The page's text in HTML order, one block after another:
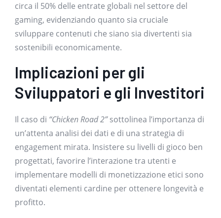
circa il 50% delle entrate globali nel settore del
gaming, evidenziando quanto sia cruciale
sviluppare contenuti che siano sia divertenti sia
sostenibili economicamente.
Implicazioni per gli
Sviluppatori e gli Investitori
Il caso di “Chicken Road 2”sottolinea l’importanza di
un’attenta analisi dei dati e di una strategia di
engagement mirata. Insistere su livelli di gioco ben
progettati, favorire l’interazione tra utenti e
implementare modelli di monetizzazione etici sono
diventati elementi cardine per ottenere longevità e
profitto.